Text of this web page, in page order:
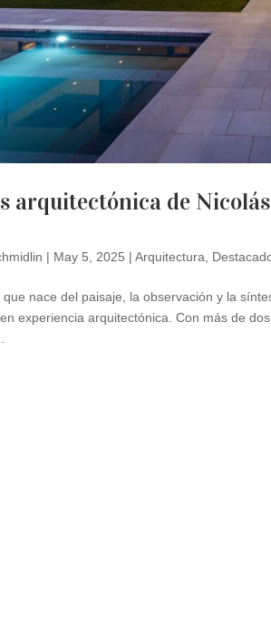
arquitectónica de
| May 5, 2025 |Arquitectura
nace del paisaje, la observación y la
experiencia arquitectónica. Con más de